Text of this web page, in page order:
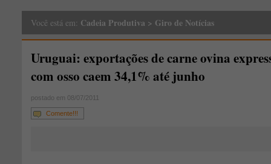
Você está em: Cadeia Produtiva > Giro de Notícias
Uruguai: exportações de carne ovina
com osso caem 34,1% até junho
postado em 08/07/2011
Comente!!!